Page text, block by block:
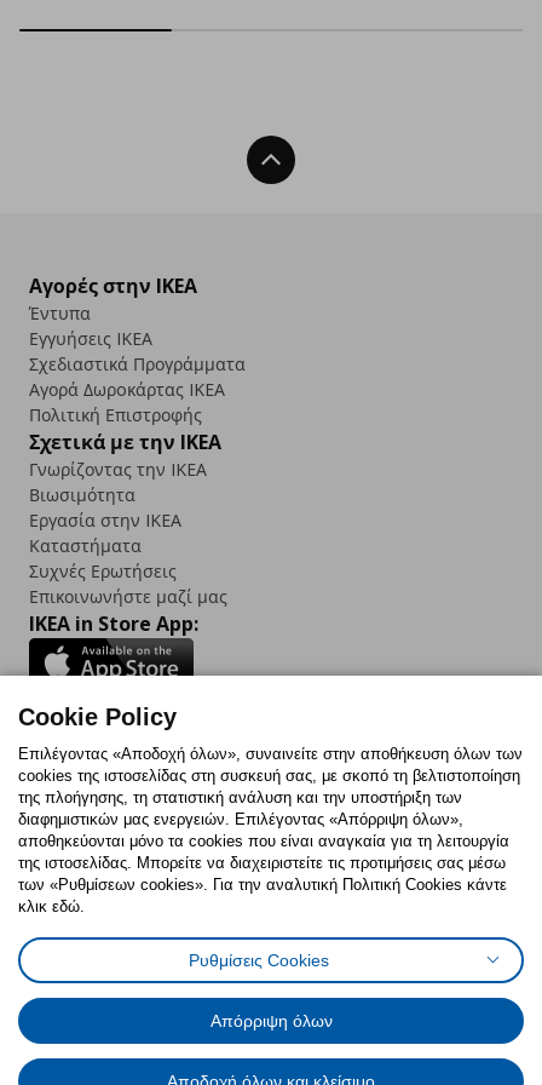
Back To Top
Αγορές στην IKEA
Έντυπα
Εγγυήσεις IKEA
Σχεδιαστικά Προγράμματα
Αγορά Δωρoκάρτας IKEA
Πολιτική Επιστροφής
Σχετικά με την IKEA
Γνωρίζοντας την IKEA
Βιωσιμότητα
Εργασία στην IKEA
Καταστήματα
Συχνές Ερωτήσεις
Επικοινωνήστε μαζί μας
IKEA in Store App:
Follow us:
FacebookInstagram
TikTokYoutubePinterestTwitter
Πολιτική CookiesΔήλωση ψηφιακής προσβασιμότητας
Ρυθμίσεις cookiesΌροι Χρήσης
Γενική Πολιτική Προσωπικών Δεδομένων
Πολιτική Προσωπικών Δεδομένων για ΙΚΕΑ.gr
Κώδικας Καταναλωτικής Δεοντολογίας
Cookie Policy
Επιλέγοντας «Αποδοχή όλων», συναινείτε στην αποθήκευση όλων των
cookies της ιστοσελίδας στη συσκευή σας, με σκοπό τη βελτιστοποίηση
της πλοήγησης, τη στατιστική ανάλυση και την υποστήριξη των
διαφημιστικών μας ενεργειών. Επιλέγοντας «Απόρριψη όλων»,
αποθηκεύονται μόνο τα cookies που είναι αναγκαία για τη λειτουργία
της ιστοσελίδας. Μπορείτε να διαχειριστείτε τις προτιμήσεις σας μέσω
των «Ρυθμίσεων cookies». Για την αναλυτική Πολιτική Cookies κάντε
κλικ εδώ.
Ρυθμίσεις Cookies
Απόρριψη όλων